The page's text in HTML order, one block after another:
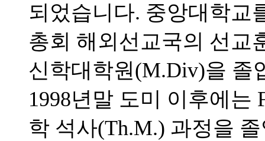
되었습니다. 중앙대학교
총회 해외선교국의 선교
신학대학원(M.Div)을 졸
1998년말 도미 이후에는
학 석사(Th.M.) 과정을